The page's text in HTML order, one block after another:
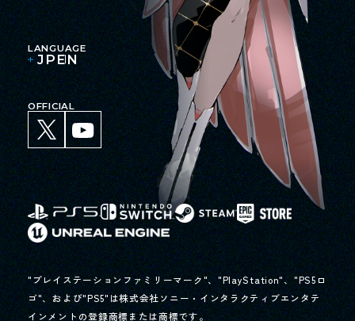
OFFICIAL
LANGUAGE
JPEN
"プレイステーションファミリーマーク"、"PlayStation"、"PS5ロ
ゴ"、および"PS5"は株式会社ソニー・インタラクティブエンタテ
インメントの登録商標または商標です。